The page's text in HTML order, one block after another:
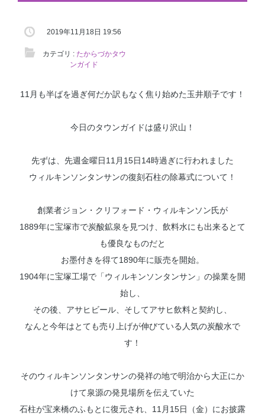
2019年11月18日 19:56
カテゴリ : たからづかタウ
ンガイド
11月も半ばを過ぎ何だか訳もなく焦り始めた玉井順子です！
今日のタウンガイドは盛り沢山！
先ずは、先週金曜日11月15日14時過ぎに行われました
ウィルキンソンタンサンの復刻石柱の除幕式について！
創業者ジョン・クリフォード・ウィルキンソン氏が
1889年に宝塚市で炭酸鉱泉を見つけ、飲料水にも出来るとて
も優良なものだと
お墨付きを得て1890年に販売を開始。
1904年に宝塚工場で「ウィルキンソンタンサン」の操業を開
始し、
その後、アサヒビール、そしてアサヒ飲料と契約し、
なんと今年はとても売り上げが伸びている人気の炭酸水で
す！
そのウィルキンソンタンサンの発祥の地で明治から大正にか
けて泉源の発見場所を伝えていた
石柱が宝来橋のふもとに復元され、11月15日（金）にお披露